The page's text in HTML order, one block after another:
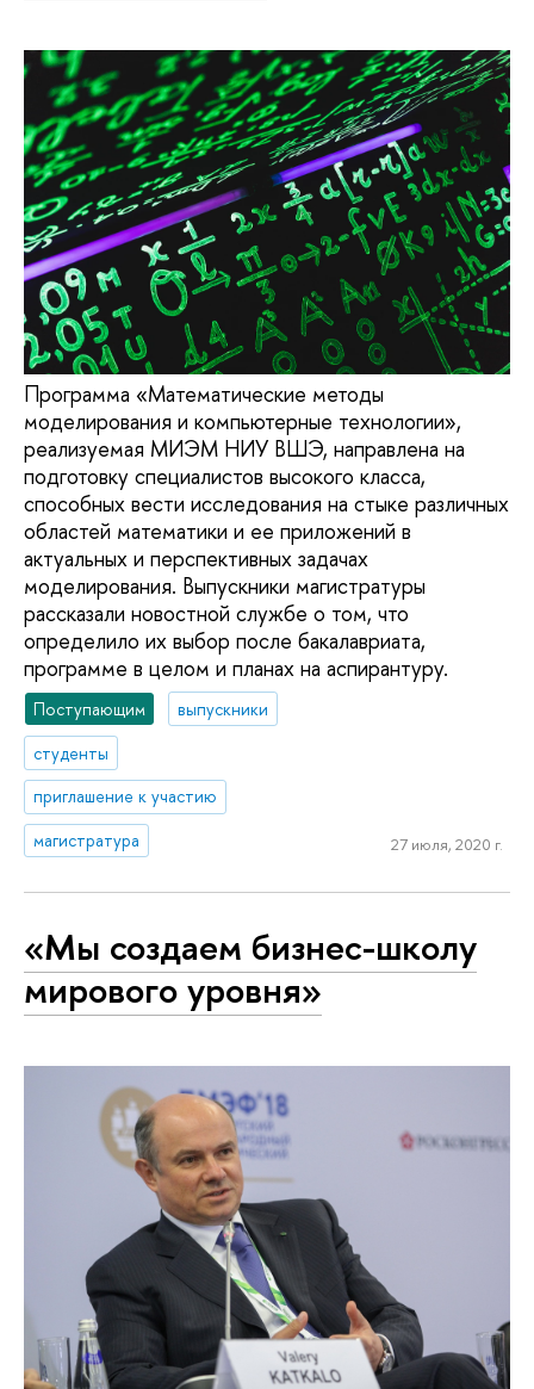
Программа «Математические методы
моделирования и компьютерные технологии»,
реализуемая МИЭМ НИУ ВШЭ, направлена на
подготовку специалистов высокого класса,
способных вести исследования на стыке различных
областей математики и ее приложений в
актуальных и перспективных задачах
моделирования. Выпускники магистратуры
рассказали новостной службе о том, что
определило их выбор после бакалавриата,
программе в целом и планах на аспирантуру.
Поступающим
выпускники
студенты
приглашение к участию
магистратура
27 июля, 2020 г.
«Мы создаем бизнес-школу
мирового уровня»